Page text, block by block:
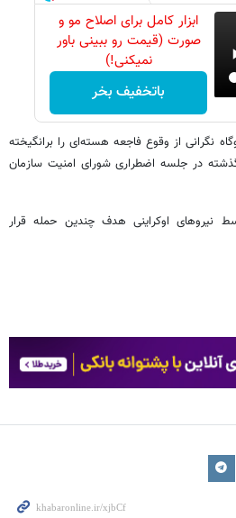
ابزار کامل برای اصلاح مو و
صورت (قیمت رو ببینی باور
نمیکنی!)
باتخفیف بخر
نگرانی از وقوع فاجعه هسته‌ای را برانگیخته
در جلسه اضطراری شورای امنیت سازمان
نیروهای اوکراینی هدف چندین حمله قرار